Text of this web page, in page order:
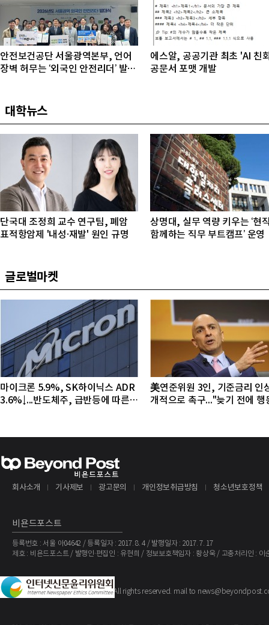
안전보건공단 서울광역본부, 언어
장벽 허무는 ‘외국인 안전리더’ 발대
에스알, 공공기관 최초 'AI 친
공문서 포맷 개발
대학뉴스
단국대 조정희 교수 연구팀, 폐암
표적항암제 '내성·재발' 원인 규명
상명대, 실무 역량 키우는 ‘현
함께하는 직무 부트캠프’ 운영
글로벌마켓
마이크론 5.9%, SK하이닉스 ADR
3.6%↓...반도체주, 급반등에 따른
美연준위원 3인, 기준금리 인
개적으로 촉구..."늦기 전에 행
회사소개 기사제보 광고문의 개인정보취급방침 청소년보호정책
비욘드포스트
등록번호 : 서울 아04642 / 등록일자 : 2017. 8. 4 / 발행일자 : 2017. 7. 17
제호 : 비욘드포스트 / 발행인·편집인 : 유현희 / 정보보호책임자 : 황상욱 / 고충처리인 : 이
Copyright ©The BeyondPost. All rights reserved. mail to